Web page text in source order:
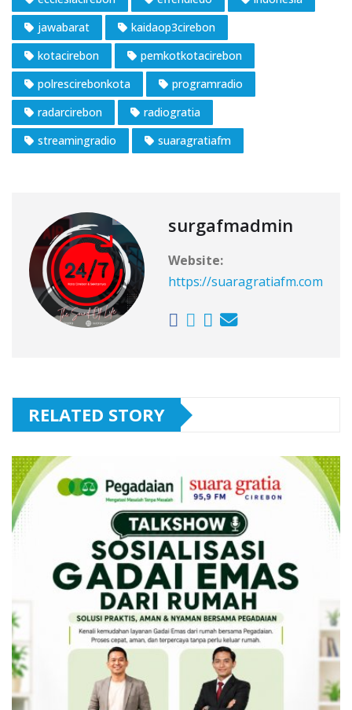
jawabarat
kaidaop3cirebon
kotacirebon
pemkotkotacirebon
polrescirebonkota
programradio
radarcirebon
radiogratia
streamingradio
suaragratiafm
surgafmadmin
Website:
https://suaragratiafm.com
RELATED STORY